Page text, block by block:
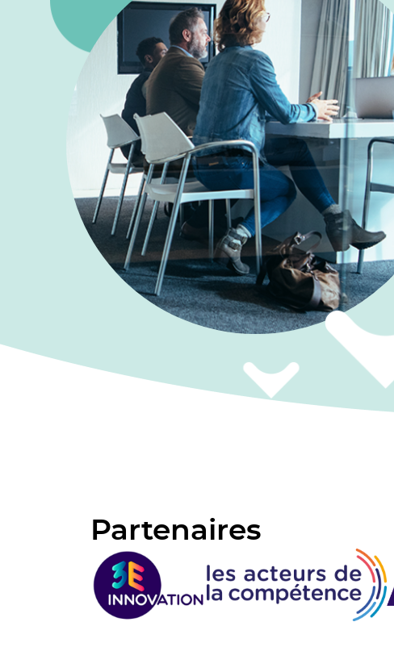
Partenaires